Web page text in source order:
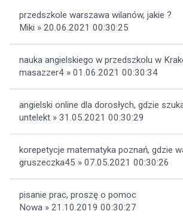
przedszkole warszawa wilanów, jakie ?
Miki » 20.06.2021 00:30:25
nauka angielskiego w przedszkolu w
masazzer4 » 01.06.2021 00:30:34
angielski online dla dorosłych, gdzie
untelekt » 31.05.2021 00:30:29
korepetycje matematyka poznań, gdzie
gruszeczka45 » 07.05.2021 00:30:26
pisanie prac, proszę o pomoc
Nowa » 21.10.2019 00:30:27